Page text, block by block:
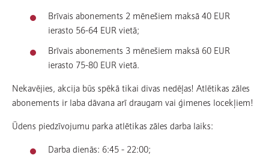
Brīvais abonements 2 mēnešiem maksā 40 EUR
ierasto 56-64 EUR vietā;
Brīvais abonements 3 mēnešiem maksā 60 EUR
ierasto 75-80 EUR vietā.
Nekavējies, akcija būs spēkā tikai divas nedēļas! Atlētikas zāles
abonements ir laba dāvana arī draugam vai ģimenes locekļiem!
Ūdens piedzīvojumu parka atlētikas zāles darba laiks:
Darba dienās: 6:45 - 22:00;